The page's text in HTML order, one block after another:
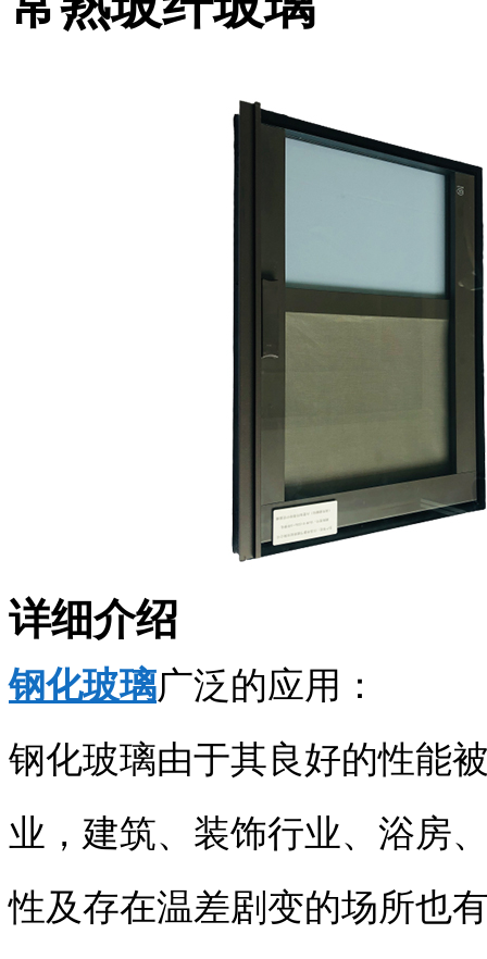
详细介绍
钢化玻璃广泛的应用：
钢化玻璃由于其良好的性能
业，建筑、装饰行业、浴房
性及存在温差剧变的场所也